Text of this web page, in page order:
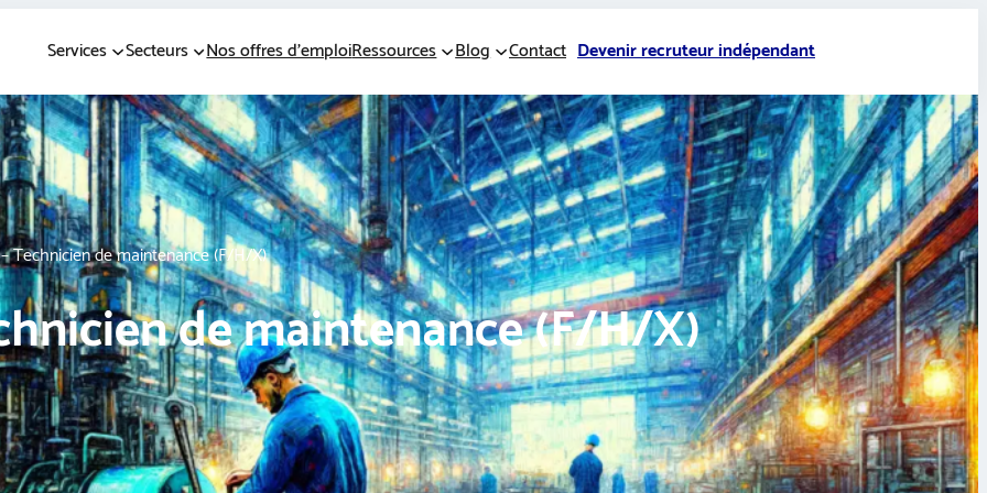
Services Secteurs Nos offres d’emploiRessources Blog Contact Devenir recruteur indépendant
Technicien de maintenance (F/H/X)
de maintenance (F/H/X)